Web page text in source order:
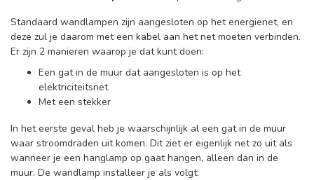
Standaard wandlampen zijn aangesloten op het energienet, en
deze zul je daarom met een kabel aan het net moeten verbinden.
Er zijn 2 manieren waarop je dat kunt doen:
Een gat in de muur dat aangesloten is op het
elektriciteitsnet
Met een stekker
In het eerste geval heb je waarschijnlijk al een gat in de muur
waar stroomdraden uit komen. Dit ziet er eigenlijk net zo uit als
wanneer je een hanglamp op gaat hangen, alleen dan in de
muur. De wandlamp installeer je als volgt: